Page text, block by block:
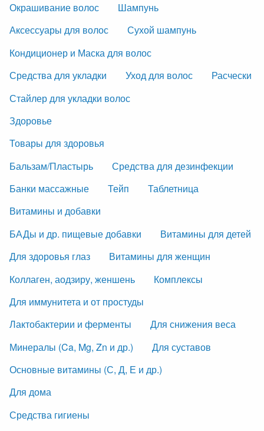
Окрашивание волос
Шампунь
Аксессуары для волос
Сухой шампунь
Кондиционер и Маска для волос
Средства для укладки
Уход для волос
Расчески
Стайлер для укладки волос
Здоровье
Товары для здоровья
Бальзам/Пластырь
Средства для дезинфекции
Банки массажные
Тейп
Таблетница
Витамины и добавки
БАДы и др. пищевые добавки
Витамины для детей
Для здоровья глаз
Витамины для женщин
Коллаген, аодзиру, женшень
Комплексы
Для иммунитета и от простуды
Лактобактерии и ферменты
Для снижения веса
Минералы (Ca, Mg, Zn и др.)
Для суставов
Основные витамины (С, Д, Е и др.)
Для дома
Средства гигиены